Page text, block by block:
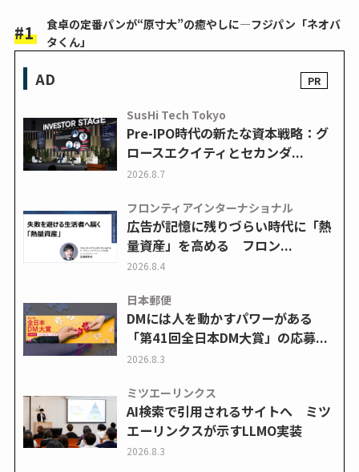
食卓の定番パンが“原寸大”の癒やしに―フジパン「ネオバ
タくん」
AD
SusHi Tech Tokyo
Pre-IPO時代の新たな資本戦略：グ
ロースエクイティとセカンダ...
2026.8.7
フロンティアインターナショナル
広告が記憶に残りづらい時代に「熱
量資産」を高める フロン...
2026.8.4
日本郵便
DMには人を動かすパワーがある
「第41回全日本DM大賞」の応募...
2026.8.3
ミツエーリンクス
AI検索で引用されるサイトへ ミツ
エーリンクスが示すLLMO実装
2026.8.3